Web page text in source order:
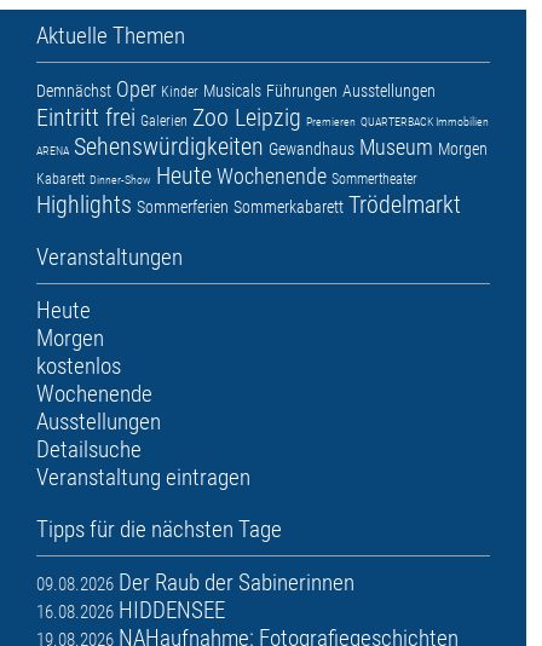
Aktuelle Themen
Demnächst Oper Kinder Musicals Führungen Ausstellungen
Eintritt frei Galerien Zoo Leipzig Premieren QUARTERBACK Immobilien
ARENA Sehenswürdigkeiten Gewandhaus Museum Morgen
Kabarett Dinner-Show HeuteWochenende Sommertheater
Highlights Sommerferien Sommerkabarett Trödelmarkt
Veranstaltungen
Heute
Morgen
kostenlos
Wochenende
Ausstellungen
Detailsuche
Veranstaltung eintragen
Tipps für die nächsten Tage
09.08.2026 Der Raub der Sabinerinnen
16.08.2026 HIDDENSEE
19.08.2026 NAHaufnahme: Fotografiegeschichten